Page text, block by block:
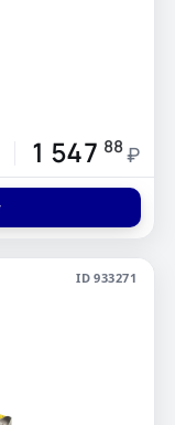
1 547 88 ₽
ID 933271